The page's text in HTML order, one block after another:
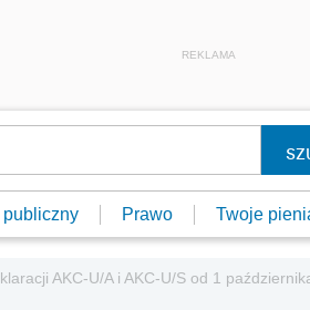
REKLAMA
publiczny Prawo Twoje
AKC-U/A i AKC-U/S od 1